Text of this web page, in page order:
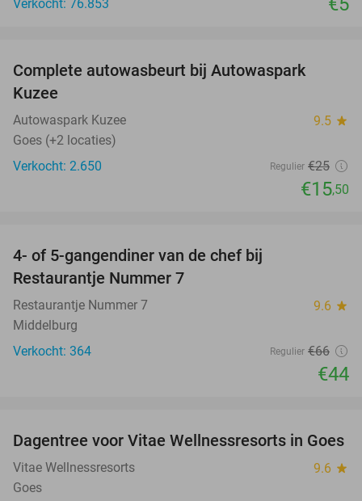
Verkocht: 76.853
Complete autowasbeurt bij Autowaspark
Kuzee
Autowaspark Kuzee 9.5 star
Goes (+2 locaties)
Verkocht: 2.650
Regulier €25
€15,50
4- of 5-gangendiner van de chef bij
Restaurantje Nummer 7
Restaurantje Nummer 7 9.6 star
Middelburg
Verkocht: 364
Regulier €66
€44
49%
Dagentree voor Vitae Wellnessresorts in Goes
Vitae Wellnessresorts 9.6 star
Goes